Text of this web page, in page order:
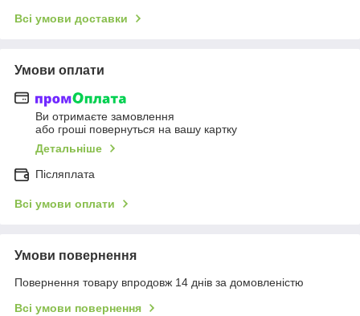
Всі умови доставки
Умови оплати
Ви отримаєте замовлення
або гроші повернуться на вашу картку
Детальніше
Післяплата
Всі умови оплати
Умови повернення
Повернення товару впродовж 14 днів за домовленістю
Всі умови повернення